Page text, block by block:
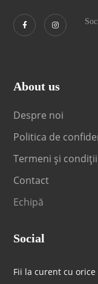
About us
Despre noi
Politica de
Termeni și condiții
Contact
Echipă
Social
Fii la curent cu